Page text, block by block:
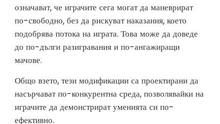
означават, че играчите сега могат да маневрират
по-свободно, без да рискуват наказания, което
подобрява потока на играта. Това може да доведе
до по-дълги разигравания и по-ангажиращи
мачове.
Общо взето, тези модификации са проектирани да
насърчават по-конкурентна среда, позволявайки на
играчите да демонстрират уменията си по-
ефективно.